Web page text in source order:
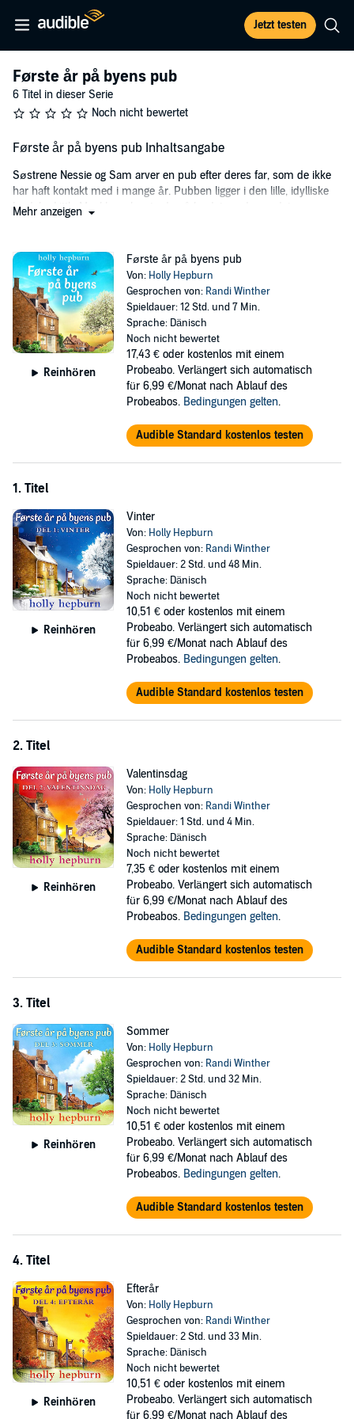
Jetzt testen
Første år på byens pub
6 Titel in dieser Serie
Noch nicht bewertet
Første år på byens pub Inhaltsangabe
Søstrene Nessie og Sam arver en pub efter deres far, som de ikke
har haft kontakt med i mange år. Pubben ligger i den lille, idylliske
landsby Little Monkham langt ude på landet, og de ser det som en
Da de ankommer til pubben Star and Sixpence, ser den dog ikke
ud, som de havde forestillet sig. Den er nedslidt og forgældet, og
projektet med at få stedet op at køre igen virker temmelig
uoverskueligt. Både Nessie og Sam er dog fast besluttet på at give
det et forsøg, også selv om der er rigeligt med udfordringer, der
truer med at forpurre deres planer. Vil det lykkes dem at puste liv i
pubben igen og gøre den til landsbyens hjerte og samlingspunkt?
©2023 Holly Hepburn, Cicero (P)2023 Cicero
Mehr anzeigen
Reinhören
Første år på byens pub
Von: Holly Hepburn
Gesprochen von: Randi Winther
Spieldauer: 12 Std. und 7 Min.
Sprache: Dänisch
Noch nicht bewertet
17,43 € oder kostenlos mit einem
Probeabo. Verlängert sich automatisch
für 6,99 €/Monat nach Ablauf des
Probeabos. Bedingungen gelten.
Audible Standard kostenlos testen
1. Titel
Reinhören
Vinter
Von: Holly Hepburn
Gesprochen von: Randi Winther
Spieldauer: 2 Std. und 48 Min.
Sprache: Dänisch
Noch nicht bewertet
10,51 € oder kostenlos mit einem
Probeabo. Verlängert sich automatisch
für 6,99 €/Monat nach Ablauf des
Probeabos. Bedingungen gelten.
Audible Standard kostenlos testen
2. Titel
Reinhören
Valentinsdag
Von: Holly Hepburn
Gesprochen von: Randi Winther
Spieldauer: 1 Std. und 4 Min.
Sprache: Dänisch
Noch nicht bewertet
7,35 € oder kostenlos mit einem
Probeabo. Verlängert sich automatisch
für 6,99 €/Monat nach Ablauf des
Probeabos. Bedingungen gelten.
Audible Standard kostenlos testen
3. Titel
Reinhören
Sommer
Von: Holly Hepburn
Gesprochen von: Randi Winther
Spieldauer: 2 Std. und 32 Min.
Sprache: Dänisch
Noch nicht bewertet
10,51 € oder kostenlos mit einem
Probeabo. Verlängert sich automatisch
für 6,99 €/Monat nach Ablauf des
Probeabos. Bedingungen gelten.
Audible Standard kostenlos testen
4. Titel
Reinhören
Efterår
Von: Holly Hepburn
Gesprochen von: Randi Winther
Spieldauer: 2 Std. und 33 Min.
Sprache: Dänisch
Noch nicht bewertet
10,51 € oder kostenlos mit einem
Probeabo. Verlängert sich automatisch
für 6,99 €/Monat nach Ablauf des